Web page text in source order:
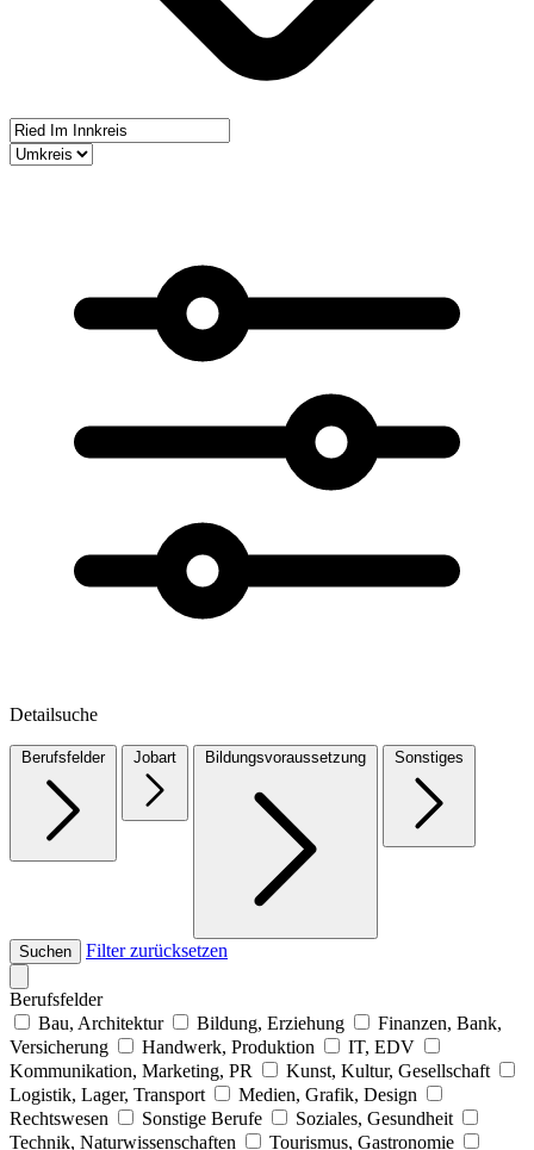
Detailsuche
Berufsfelder Jobart Bildungsvoraussetzung Sonstiges
Suchen Filter zurücksetzen
Berufsfelder
Bau, Architektur
Bildung, Erziehung
Finanzen, Bank,
Versicherung
Handwerk, Produktion
IT, EDV
Kommunikation, Marketing, PR
Kunst, Kultur, Gesellschaft
Logistik, Lager, Transport
Medien, Grafik, Design
Rechtswesen
Sonstige Berufe
Soziales, Gesundheit
Technik, Naturwissenschaften
Tourismus, Gastronomie